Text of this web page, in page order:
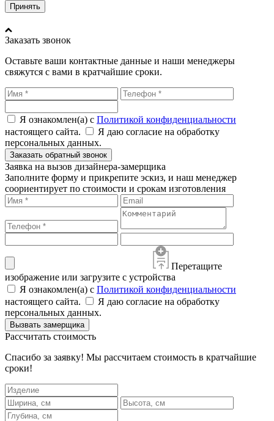
Принять
Заказать звонок
Оставьте ваши контактные данные и наши менеджеры
свяжутся с вами в кратчайшие сроки.
Я ознакомлен(а) с Политикой конфиденциальности
настоящего сайта.
Я даю согласие на обработку
персональных данных.
Заказать обратный звонок
Заявка на вызов дизайнера-замерщика
Заполните форму и прикрепите эскиз, и наш менеджер
соориентирует по стоимости и срокам изготовления
Перетащите
изображение или загрузите с устройства
Я ознакомлен(а) с Политикой конфиденциальности
настоящего сайта.
Я даю согласие на обработку
персональных данных.
Вызвать замерщика
Рассчитать стоимость
Спасибо за заявку! Мы рассчитаем стоимость в кратчайшие
сроки!